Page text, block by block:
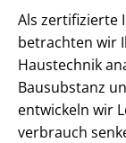
Als zertifizierte
betrachten wir
Haustechnik
Bausubstanz
entwickeln wir
ver­brauch